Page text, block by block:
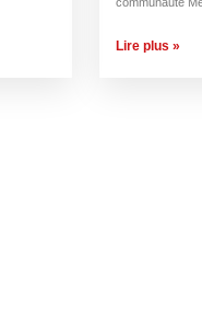
communauté
Lire plus »